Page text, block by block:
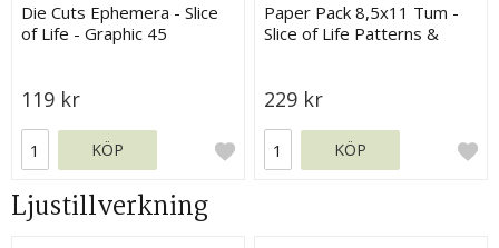
Die Cuts Ephemera - Slice
of Life - Graphic 45
119 kr
KÖP
Paper Pack 8,5x11 Tum -
Slice of Life Patterns &
229 kr
KÖP
Ljustillverkning